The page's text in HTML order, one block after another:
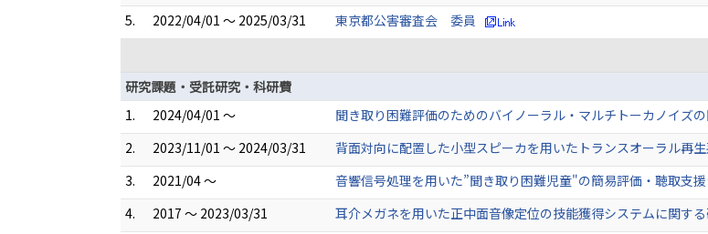
5.
2022/04/01 ～ 2025/03/31
東京都公害審査会 委員
研究課題・受託研究・科研費
1.
2024/04/01 ～
聞き取り困難評価のためのバイノーラル・マルチトーカノイズ
2.
2023/11/01 ～ 2024/03/31
背面対向に配置した小型スピーカを用いたトランスオーラル再
3.
2021/04 ～
音響信号処理を用いた”聞き取り困難児童"の簡易評価・聴取支
4.
2017 ～ 2023/03/31
耳介メガネを用いた正中面音像定位の技能獲得システムに関する